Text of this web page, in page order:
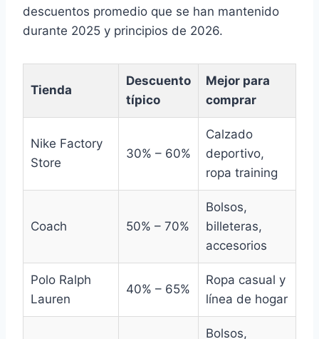
descuentos promedio que se han mantenido
durante 2025 y principios de 2026.
Tienda
Descuento
típico
Mejor para
comprar
Nike Factory
Store
30% – 60%
Calzado
deportivo,
ropa training
Coach 50% – 70%
Bolsos,
billeteras,
accesorios
Polo Ralph
Lauren
40% – 65%
Ropa casual y
línea de hogar
Bolsos,